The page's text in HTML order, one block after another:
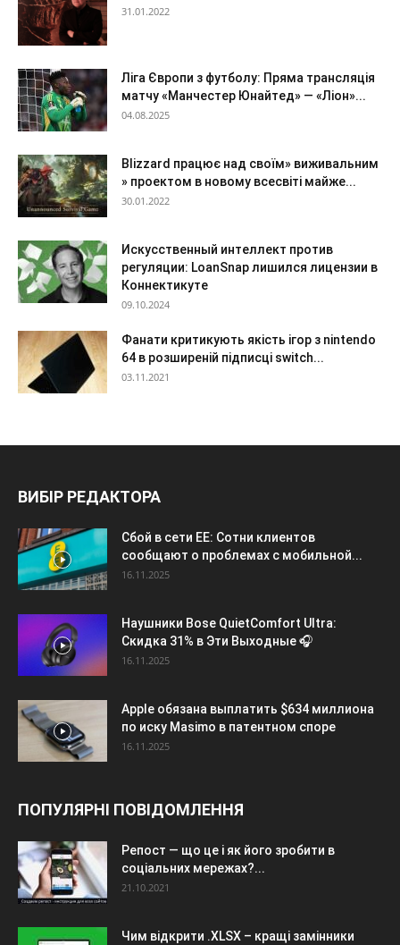
31.01.2022
Ліга Європи з футболу: Пряма трансляція
матчу «Манчестер Юнайтед» — «Ліон»...
04.08.2025
Blizzard працює над своїм» виживальним
» проектом в новому всесвіті майже...
30.01.2022
Искусственный интеллект против
регуляции: LoanSnap лишился лицензии в
Коннектикуте
09.10.2024
Фанати критикують якість ігор з nintendo
64 в розширеній підписці switch...
03.11.2021
ВИБІР РЕДАКТОРА
Сбой в сети EE: Сотни клиентов
сообщают о проблемах с мобильной...
16.11.2025
Наушники Bose QuietComfort Ultra:
Скидка 31% в Эти Выходные 🎧
16.11.2025
Apple обязана выплатить $634 миллиона
по иску Masimo в патентном споре
16.11.2025
ПОПУЛЯРНІ ПОВІДОМЛЕННЯ
Репост — що це і як його зробити в
соціальних мережах?...
21.10.2021
Чим відкрити .XLSX – кращі замінники